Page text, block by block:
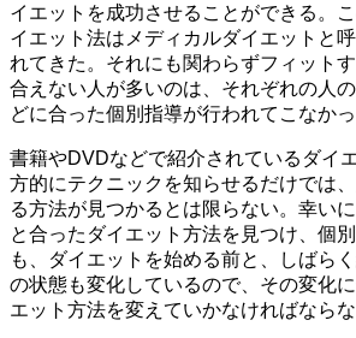
イエットを成功させることができる。
イエット法はメディカルダイエットと
れてきた。それにも関わらずフィット
合えない人が多いのは、それぞれの人
どに合った個別指導が行われてこなかっ
書籍やDVDなどで紹介されているダイ
方的にテクニックを知らせるだけでは
る方法が見つかるとは限らない。幸い
と合ったダイエット方法を見つけ、個
も、ダイエットを始める前と、しばら
の状態も変化しているので、その変化
エット方法を変えていかなければならな